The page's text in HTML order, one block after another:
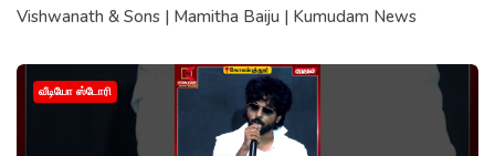
Vishwanath & Sons | Mamitha Baiju | Kumudam News
வீடியோ ஸ்டோரி